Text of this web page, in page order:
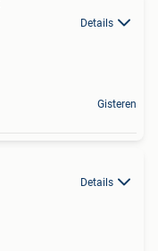
Details
Gisteren
Details